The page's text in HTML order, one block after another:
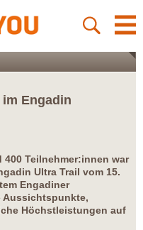
Engadin
Teilnehmer:innen war
Ultra Trail vom 15.
Engadiner
Aussichtspunkte,
Höchstleistungen auf